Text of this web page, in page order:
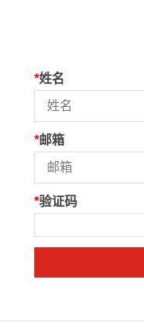
*姓名
*邮箱
*验证码